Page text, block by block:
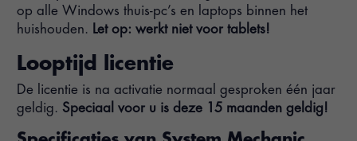
op alle Windows thuis-pc’s en laptops binnen het
huishouden. Let op: werkt niet voor tablets!
Looptijd licentie
De licentie is na activatie normaal gesproken één jaar
geldig. Speciaal voor u is deze 15 maanden geldig!